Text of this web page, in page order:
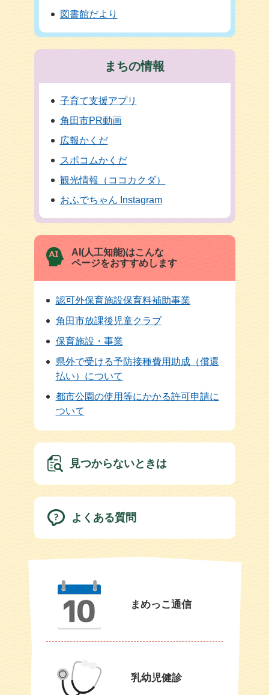
図書館だより
まちの情報
子育て支援アプリ
角田市PR動画
広報かくだ
スポコムかくだ
観光情報（ココカクダ）
おふでちゃん Instagram
AI(人工知能)はこんな
ページをおすすめします
認可外保育施設保育料補助事業
角田市放課後児童クラブ
保育施設・事業
県外で受ける予防接種費用助成（償還
払い）について
都市公園の使用等にかかる許可申請に
ついて
見つからないときは
よくある質問
まめっこ通信
乳幼児健診